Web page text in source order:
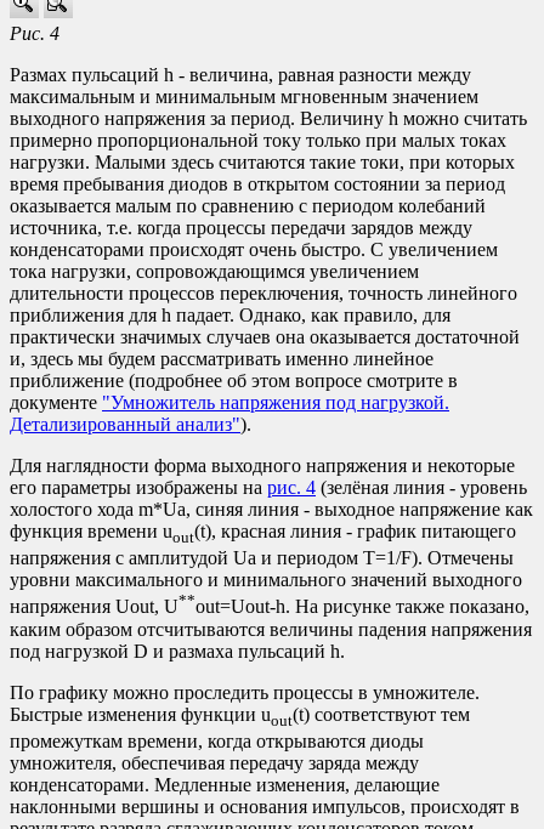
Рис. 4
Размах пульсаций h - величина, равная разности между
максимальным и минимальным мгновенным значением
выходного напряжения за период. Величину h можно считать
примерно пропорциональной току только при малых токах
нагрузки. Малыми здесь считаются такие токи, при которых
время пребывания диодов в открытом состоянии за период
оказывается малым по сравнению с периодом колебаний
источника, т.е. когда процессы передачи зарядов между
конденсаторами происходят очень быстро. С увеличением
тока нагрузки, сопровождающимся увеличением
длительности процессов переключения, точность линейного
приближения для h падает. Однако, как правило, для
практически значимых случаев она оказывается достаточной
и, здесь мы будем рассматривать именно линейное
приближение (подробнее об этом вопросе смотрите в
документе "Умножитель напряжения под нагрузкой.
Детализированный анализ").
Для наглядности форма выходного напряжения и некоторые
его параметры изображены на рис. 4 (зелёная линия - уровень
холостого хода m*Ua, синяя линия - выходное напряжение как
функция времени uout(t), красная линия - график питающего
напряжения с амплитудой Ua и периодом T=1/F). Отмечены
уровни максимального и минимального значений выходного
напряжения Uout, U**out=Uout-h. На рисунке также показано,
каким образом отсчитываются величины падения напряжения
под нагрузкой D и размаха пульсаций h.
По графику можно проследить процессы в умножителе.
Быстрые изменения функции uout(t) соответствуют тем
промежуткам времени, когда открываются диоды
умножителя, обеспечивая передачу заряда между
конденсаторами. Медленные изменения, делающие
наклонными вершины и основания импульсов, происходят в